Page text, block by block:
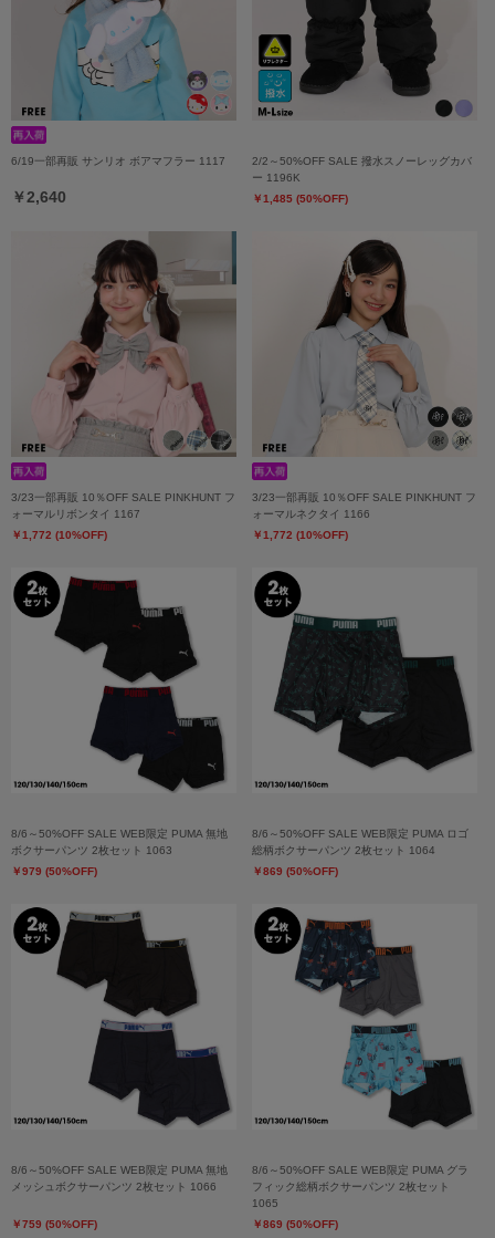
6/19一部再販 サンリオ ボアマフラー 1117
￥2,640
2/2～50%OFF SALE 撥水スノーレッグカバ
ー 1196K
￥1,485 (50%OFF)
3/23一部再販 10％OFF SALE PINKHUNT フ
ォーマルリボンタイ 1167
￥1,772 (10%OFF)
3/23一部再販 10％OFF SALE PINKHUNT フ
ォーマルネクタイ 1166
￥1,772 (10%OFF)
8/6～50%OFF SALE WEB限定 PUMA 無地
ボクサーパンツ 2枚セット 1063
￥979 (50%OFF)
8/6～50%OFF SALE WEB限定 PUMA ロゴ
総柄ボクサーパンツ 2枚セット 1064
￥869 (50%OFF)
8/6～50%OFF SALE WEB限定 PUMA 無地
メッシュボクサーパンツ 2枚セット 1066
￥759 (50%OFF)
8/6～50%OFF SALE WEB限定 PUMA グラ
フィック総柄ボクサーパンツ 2枚セット
1065
￥869 (50%OFF)